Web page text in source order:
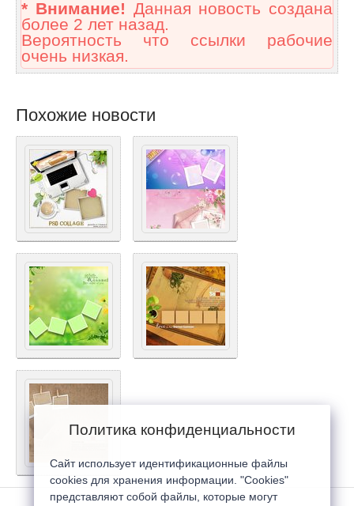
* Внимание! Данная новость создана
более 2 лет назад.
Вероятность что ссылки рабочие
очень низкая.
Похожие новости
Политика конфиденциальности
Сайт использует идентификационные файлы
cookies для хранения информации. "Cookies"
представляют собой файлы, которые могут